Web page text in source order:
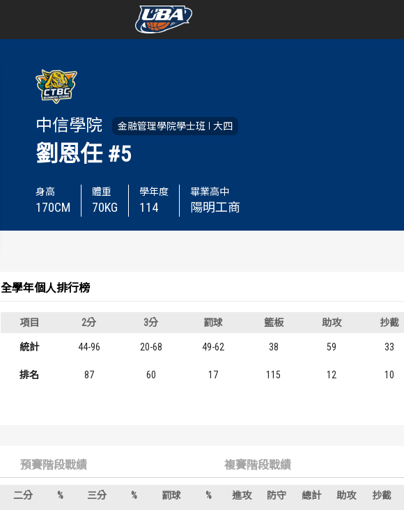
賽程表
球隊資訊
歷屆冠軍
賽程表
球隊資訊
歷屆冠軍
中信學院 金融管理學院學士班 大四
劉恩任 #5
身高
170CM
體重
70KG
學年度
114
畢業高中
陽明工商
年級
大四
大二
全學年個人排行榜
項目 2分 3分 罰球 籃板 助攻 抄截
統計 44-96 20-68 49-62 38 59 33
排名 87 60 17 115 12 10
預賽階段戰績 複賽階段戰績
二分 % 三分 % 罰球 % 進攻 防守 總計 助攻 抄截